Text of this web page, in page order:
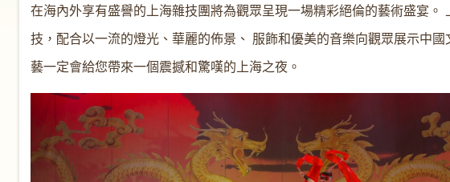
在海內外享有盛譽的上海雜技團將為觀眾呈現一場精彩絕倫的藝術盛宴
技，配合以一流的燈光、華麗的佈景、 服飾和優美的音樂向觀眾展示中
藝一定會給您帶來一個震撼和驚嘆的上海之夜。